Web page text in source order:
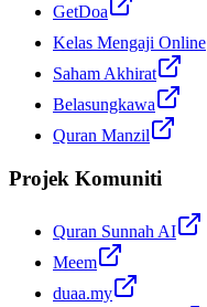
GetDoa
Kelas Mengaji Online
Saham Akhirat
Belasungkawa
Quran Manzil
Projek Komuniti
Quran Sunnah AI
Meem
duaa.my